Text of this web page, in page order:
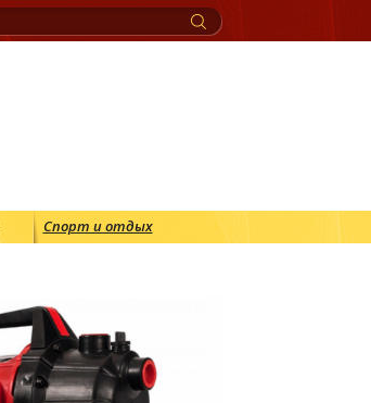
Спорт и отдых